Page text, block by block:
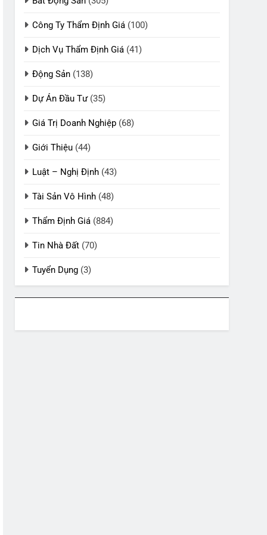
Công Ty Thẩm Định Giá (100)
Dịch Vụ Thẩm Định Giá (41)
Động Sản (138)
Dự Án Đầu Tư(35)
Giá Trị Doanh Nghiệp (68)
Giới Thiệu (44)
Luật – Nghị Định (43)
Tài Sản Vô Hình (48)
Thẩm Định Giá (884)
Tin Nhà Đất (70)
Tuyển Dụng (3)